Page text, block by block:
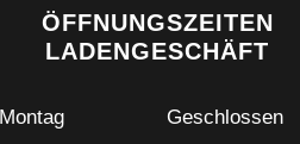
ÖFFNUNGSZEITEN
LADENGESCHÄFT
Montag Geschlossen